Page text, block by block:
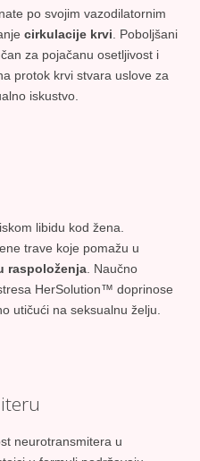
po svojim vazodilatornim
cirkulacije krvi . Poboljšani
za pojačanu osetljivost i
protok krvi stvara uslove za
iskustvo.
libidu kod žena.
trave koje pomažu u
raspoloženja . Naučno
HerSolution™ doprinose
utičući na seksualnu želju.
neurotransmitera u